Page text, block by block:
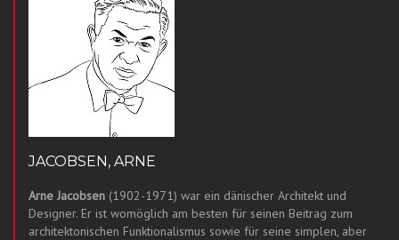
JACOBSEN, ARNE
Arne Jacobsen (1902-1971) war ein dänischer Architekt und
Designer. Er ist womöglich am besten für seinen Beitrag zum
architektonischen Funktionalismus sowie für seine simplen, aber